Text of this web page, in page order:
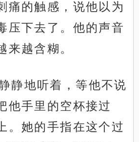
痛的触感，说他以为
压下去了。他的声音
来越含糊。
静地听着，等他不说
他手里的空杯接过
。她的手指在这个过